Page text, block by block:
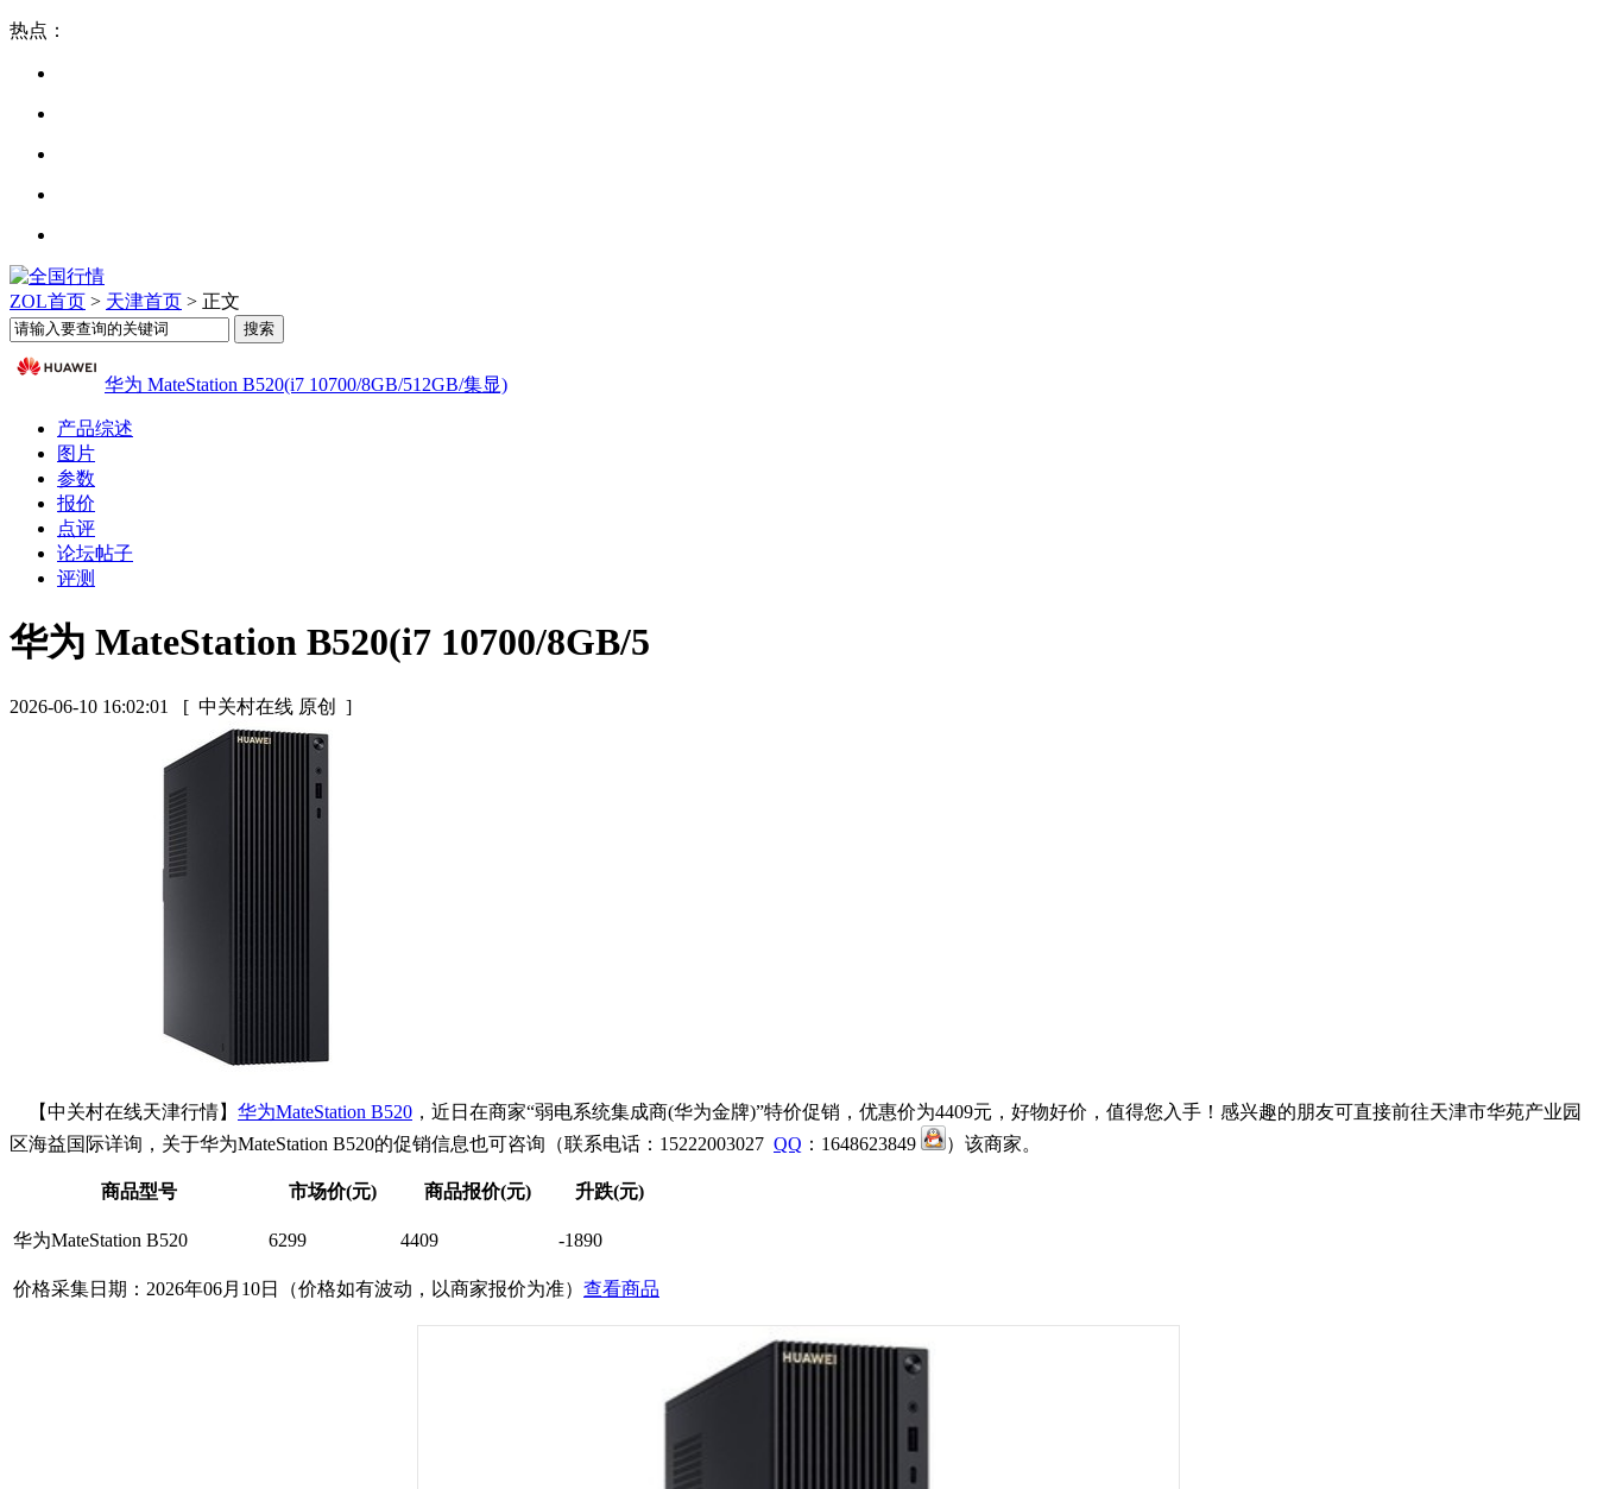
热点：
ZOL首页 > 天津首页 > 正文
华为 MateStation B520(i7 10700/8GB/512GB/集显)
产品综述
图片
参数
报价
点评
论坛帖子
评测
华为 MateStation B520(i7 10700/8GB/5
2026-06-10 16:02:01 [ 中关村在线 原创 ]
【中关村在线天津行情】 华为MateStation B520 ，近日在商家“弱电系统集成商(华为金牌)”特价促销，优惠价为4409元，好物好价，值得您入手！感兴趣的朋友可直接前往天津市华苑产业园
区海益国际详询，关于华为MateStation B520的促销信息也可咨询（联系电话：15222003027 QQ ：1648623849 ）该商家。
商品型号 市场价(元) 商品报价(元) 升跌(元)
华为MateStation B520 6299 4409 -1890
价格采集日期：2026年06月10日（价格如有波动，以商家报价为准） 查看商品